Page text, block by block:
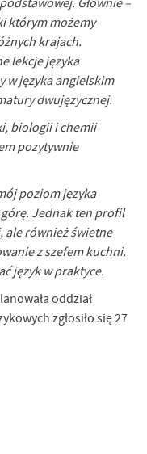
Głównie –
którym możemy
krajach.
lekcje języka
w języka angielskim
dwujęzycznej.
biologii i chemii
pozytywnie
poziom języka
Jednak ten profil
ale również świetne
z szefem kuchni.
język w praktyce.
oddział
zgłosiło się 27